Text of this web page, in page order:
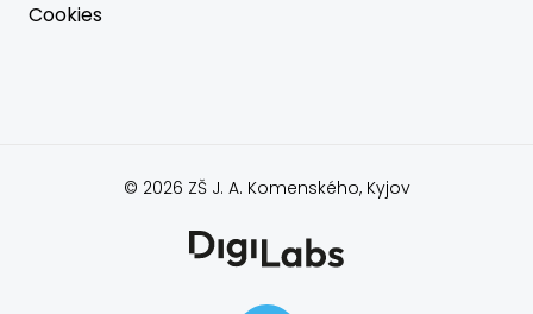
Cookies
© 2026 ZŠ J. A. Komenského, Kyjov